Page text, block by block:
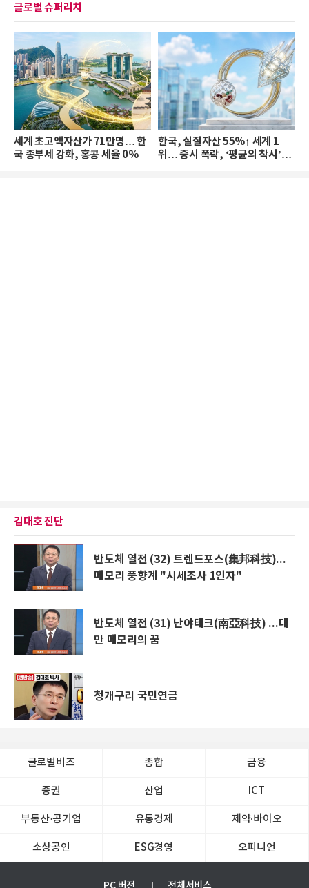
글로벌 슈퍼리치
세계 초고액자산가 71만명… 한
국 종부세 강화, 홍콩 세율 0%
한국, 실질자산 55%↑ 세계 1
위… 증시 폭락, ‘평균의 착시’와
김대호 진단
반도체 열전 (32) 트렌드포스(集邦科技)...
메모리 풍향계 "시세조사 1인자"
반도체 열전 (31) 난야테크(南亞科技) ...대
만 메모리의 꿈
청개구리 국민연금
글로벌비즈 종합 금융
증권 산업 ICT
부동산·공기업 유통경제 제약∙바이오
소상공인 ESG경영 오피니언
PC 버전 전체서비스